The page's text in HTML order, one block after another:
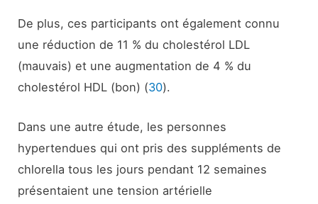
De plus, ces participants ont également connu
une réduction de 11 % du cholestérol LDL
(mauvais) et une augmentation de 4 % du
cholestérol HDL (bon) (30).
Dans une autre étude, les personnes
hypertendues qui ont pris des suppléments de
chlorella tous les jours pendant 12 semaines
présentaient une tension artérielle